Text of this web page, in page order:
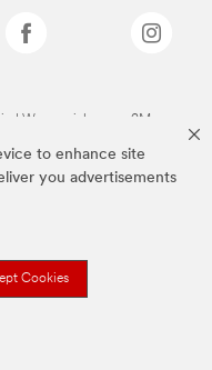
to enhance site
you advertisements
Cookies
Warenzeichen von 3M.